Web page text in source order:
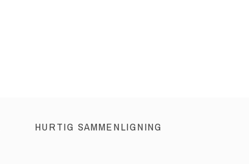
HURTIG SAMMENLIGNING